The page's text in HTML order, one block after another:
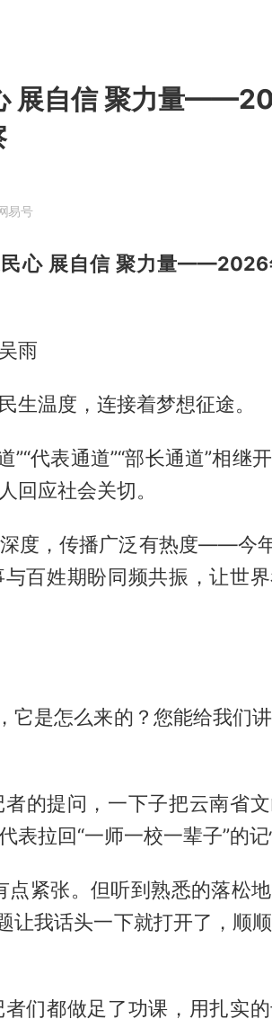
展自信 聚力量
易号
心 展自信 聚力量——2026
雨
生温度，连接着梦想征途。
代表通道”“部长通道”相继
回应社会关切。
度，传播广泛有热度——今
百姓期盼同频共振，让世
它是怎么来的？您能给我们
的提问，一下子把云南省
拉回“一师一校一辈子”的记
点紧张。但听到熟悉的落松
让我话头一下就打开了，顺
们都做足了功课，用扎实的